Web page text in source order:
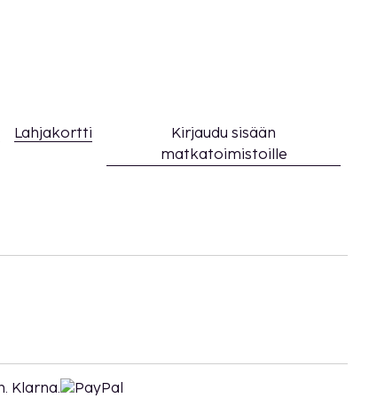
Lahjakortti
Kirjaudu sisään
matkatoimistoille